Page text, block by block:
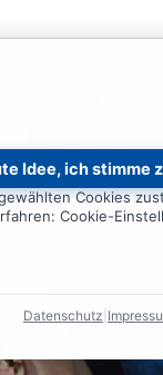
Idee, ich stimme
Cookies
Cookie-
Datenschutz